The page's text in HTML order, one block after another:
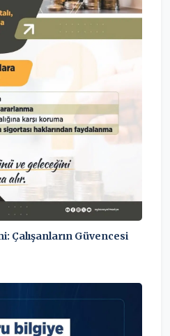
Çalışanların Güvencesi